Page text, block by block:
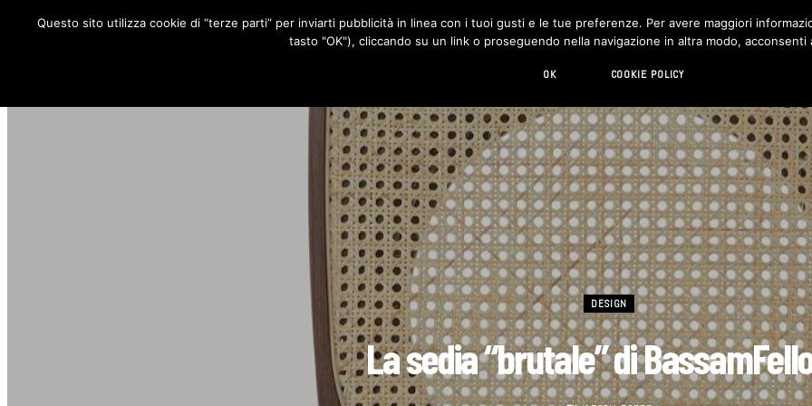
RUBRICHE DESIGN LIVING HI-TECH CHI SIAMO
DESIGN
La sedia “brutale” di
Questo sito utilizza cookie di “terze parti” per inviarti pubblicità in linea con i tuoi gusti e le tue preferenze. Per avere maggiori
tasto "OK"), cliccando su un link o proseguendo nella navigazione in altra modo, acconsenti
OK COOKIE POLICY